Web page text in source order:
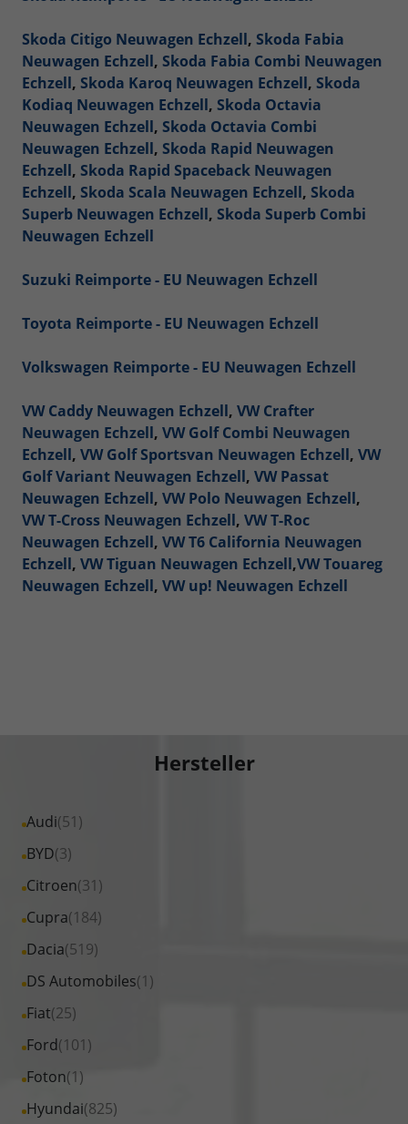
Skoda Citigo Neuwagen Echzell, Skoda Fabia
Neuwagen Echzell, Skoda Fabia Combi Neuwagen
Echzell, Skoda Karoq Neuwagen Echzell, Skoda
Kodiaq Neuwagen Echzell, Skoda Octavia
Neuwagen Echzell, Skoda Octavia Combi
Neuwagen Echzell, Skoda Rapid Neuwagen
Echzell, Skoda Rapid Spaceback Neuwagen
Echzell, Skoda Scala Neuwagen Echzell, Skoda
Superb Neuwagen Echzell, Skoda Superb Combi
Neuwagen Echzell
Suzuki Reimporte - EU Neuwagen Echzell
Toyota Reimporte - EU Neuwagen Echzell
Volkswagen Reimporte - EU Neuwagen Echzell
VW Caddy Neuwagen Echzell, VW Crafter
Neuwagen Echzell, VW Golf Combi Neuwagen
Echzell, VW Golf Sportsvan Neuwagen Echzell, VW
Golf Variant Neuwagen Echzell, VW Passat
Neuwagen Echzell, VW Polo Neuwagen Echzell,
VW T-Cross Neuwagen Echzell, VW T-Roc
Neuwagen Echzell, VW T6 California Neuwagen
Echzell, VW Tiguan Neuwagen Echzell,VW Touareg
Neuwagen Echzell, VW up! Neuwagen Echzell
Hersteller
Audi(51)
Alle
Fahrzeuge
Audi
anzeigen
BYD(3)
Alle
Fahrzeuge
BYD
anzeigen
Citroen(31)
Alle
Fahrzeuge
Citroen
anzeigen
Cupra(184)
Alle
Fahrzeuge
Cupra
anzeigen
Dacia(519)
Alle
Fahrzeuge
Dacia
anzeigen
DS Automobiles(1)
Alle
Fahrzeuge
DS
Automobiles
anzeigen
Fiat(25)
Alle
Fahrzeuge
Fiat
anzeigen
Ford(101)
Alle
Fahrzeuge
Ford
Foton(1)
Alle
Fahrzeuge
Hyundai(825)
Alle